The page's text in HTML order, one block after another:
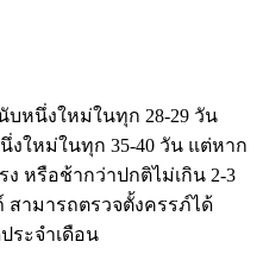
บหนึ่งใหม่ในทุก 28-29 วัน
ใหม่ในทุก 35-40 วัน แต่หาก
หรือช้ากว่าปกติไม่เกิน 2-3
สามารถตรวจตั้งครรภ์ได้
ระจำเดือน